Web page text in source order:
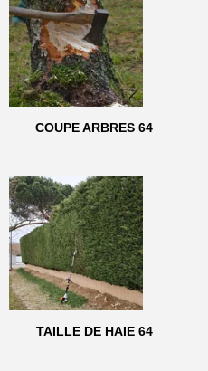
COUPE ARBRES 64
TAILLE DE HAIE 64